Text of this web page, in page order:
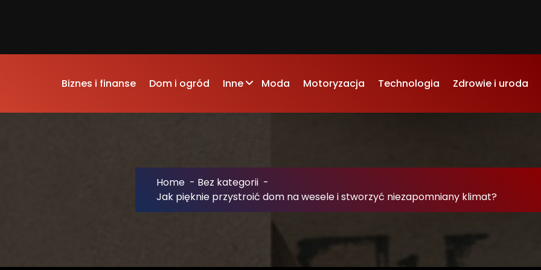
Biznes i finanse Dom i ogród Inne Moda Motoryzacja Technologia Zdrowie i uroda
Home - Bez kategorii -
Jak pięknie przystroić dom na wesele i stworzyć niezapomniany klimat?